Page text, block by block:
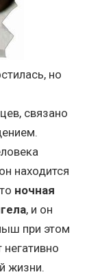
но
связано
находится
ночная
, и он
при этом
жизни.